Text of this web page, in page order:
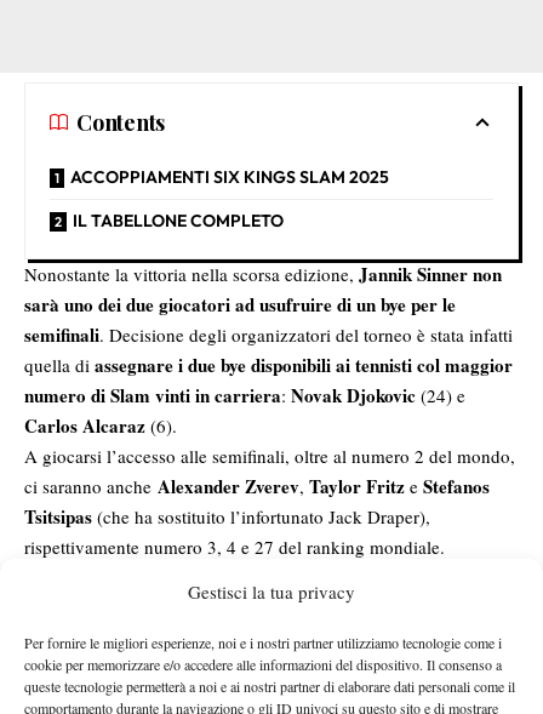
Gestisci la tua privacy
Per fornire le migliori esperienze, noi e i nostri partner utilizziamo tecnologie come i
cookie per memorizzare e/o accedere alle informazioni del dispositivo. Il consenso a
queste tecnologie permetterà a noi e ai nostri partner di elaborare dati personali come il
comportamento durante la navigazione o gli ID univoci su questo sito e di mostrare
Contents
ACCOPPIAMENTI SIX KINGS SLAM 2025
IL TABELLONE COMPLETO
Nonostante la vittoria nella scorsa edizione, Jannik Sinner non
sarà uno dei due giocatori ad usufruire di un bye per le
semifinali. Decisione degli organizzatori del torneo è stata infatti
quella di assegnare i due bye disponibili ai tennisti col maggior
numero di Slam vinti in carriera: Novak Djokovic (24) e
Carlos Alcaraz (6).
A giocarsi l’accesso alle semifinali, oltre al numero 2 del mondo,
ci saranno anche Alexander Zverev, Taylor Fritz e Stefanos
Tsitsipas (che ha sostituito l’infortunato Jack Draper),
rispettivamente numero 3, 4 e 27 del ranking mondiale.
REGOLAMENTO E FORMULA
DATA E ORARIO SINNER-TSITSIPAS
ACCOPPIAMENTI SIX KINGS SLAM 2025